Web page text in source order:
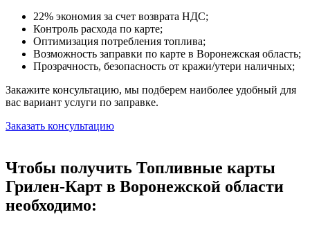
22% экономия за счет возврата НДС;
Контроль расхода по карте;
Оптимизация потребления топлива;
Возможность заправки по карте в Воронежская область;
Прозрачность, безопасность от кражи/утери наличных;
Закажите консультацию, мы подберем наиболее удобный для
вас вариант услуги по заправке.
Заказать консультацию
Чтобы получить Топливные карты
Грилен-Карт в Воронежской области
необходимо: